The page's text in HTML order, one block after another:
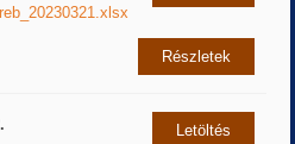
Részletek
Letöltés